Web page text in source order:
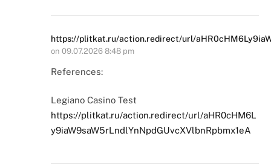
https://plitkat.ru/action.redirect/url/
on 09.07.2026 8:48 pm
References:
Legiano Casino Test
https://plitkat.ru/action.redirect/url/aHR0cHM6L
y9iaW9saW5rLndlYnNpdGUvcXVlbnRpbmx1eA